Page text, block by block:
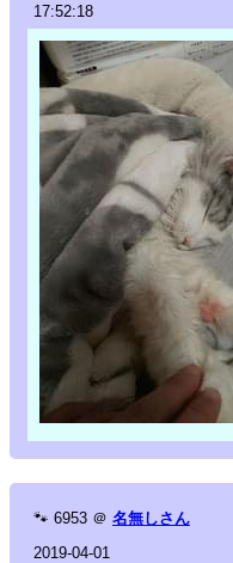
17:52:18
🐾 6953 ＠ 名無しさん
2019-04-01